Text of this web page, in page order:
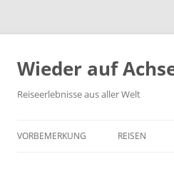
Wieder auf
Reiseerlebnisse aus aller Welt
VORBEMERKUNG REISEN